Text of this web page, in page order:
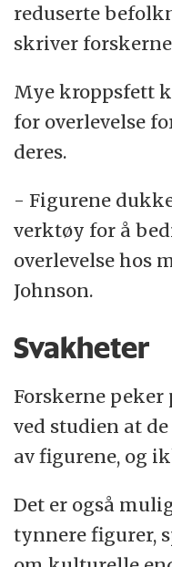
reduserte
skriver
Mye kroppsfett
for overlevelse
deres.
- Figurene
verktøy for å
overlevelse hos
Johnson.
Svakheter
Forskerne peker
ved studien at
av figurene, og
Det er også
tynnere figurer,